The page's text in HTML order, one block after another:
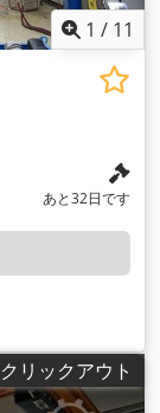
1 / 11
あと32日です
クリックアウト